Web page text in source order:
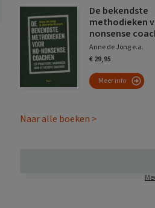
De bekendste
methodieken
nonsense
Anne de Jong e.a.
€ 29,95
Meer info
Naar alle boeken >